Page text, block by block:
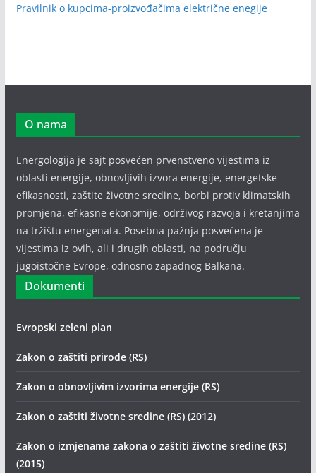
Pravilnik o kupcima-proizvođačima električne enegije
O nama
Energologija je sajt posvećen prvenstveno vijestima iz
oblasti energije, obnovljivih izvora energije, energetske
efikasnosti, zaštite životne sredine, borbi protiv klimatskih
promjena, efikasne ekonomije, održivog razvoja i kretanjima
na tržištu energenata. Posebna pažnja posvećena je
vijestima iz ovih, ali i drugih oblasti, na području
jugoistočne Evrope, odnosno zapadnog Balkana.
Dokumenti
Evropski zeleni plan
Zakon o zaštiti prirode (RS)
Zakon o obnovljivim izvorima energije (RS)
Zakon o zaštiti životne sredine (RS) (2012)
Zakon o izmjenama zakona o zaštiti životne sredine (RS)
(2015)